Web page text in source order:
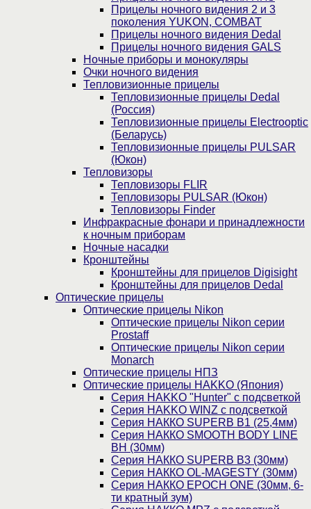
Прицелы ночного видения 2 и 3
поколения YUKON, COMBAT
Прицелы ночного видения Dedal
Прицелы ночного видения GALS
Ночные приборы и монокуляры
Очки ночного видения
Тепловизионные прицелы
Тепловизионные прицелы Dedal
(Россия)
Тепловизионные прицелы Electrooptic
(Беларусь)
Тепловизионные прицелы PULSAR
(Юкон)
Тепловизоры
Тепловизоры FLIR
Тепловизоры PULSAR (Юкон)
Тепловизоры Finder
Инфракрасные фонари и принадлежности
к ночным приборам
Ночные насадки
Кронштейны
Кронштейны для прицелов Digisight
Кронштейны для прицелов Dedal
Оптические прицелы
Оптические прицелы Nikon
Оптические прицелы Nikon серии
Prostaff
Оптические прицелы Nikon серии
Monarch
Оптические прицелы НПЗ
Оптические прицелы HAKKO (Япония)
Cерия HAKKO "Hunter" с подсветкой
Серия НAKKO WINZ с подсветкой
Серия НАККО SUPERB B1 (25,4мм)
Серия НАККО SMOOTH BODY LINE
BH (30мм)
Серия НАККО SUPERB B3 (30мм)
Серия НАККО OL-MAGESTY (30мм)
Серия НАККО EPOCH ONE (30мм, 6-
ти кратный зум)